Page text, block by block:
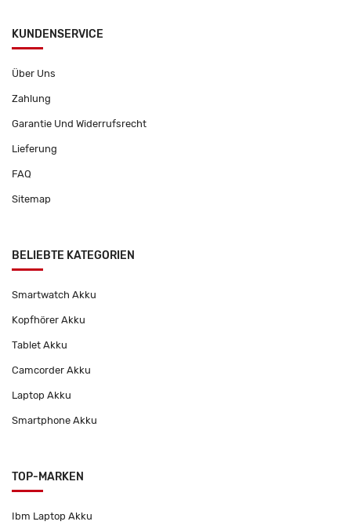
KUNDENSERVICE
Über Uns
Zahlung
Garantie Und Widerrufsrecht
Lieferung
FAQ
Sitemap
BELIEBTE KATEGORIEN
Smartwatch Akku
Kopfhörer Akku
Tablet Akku
Camcorder Akku
Laptop Akku
Smartphone Akku
TOP-MARKEN
Ibm Laptop Akku